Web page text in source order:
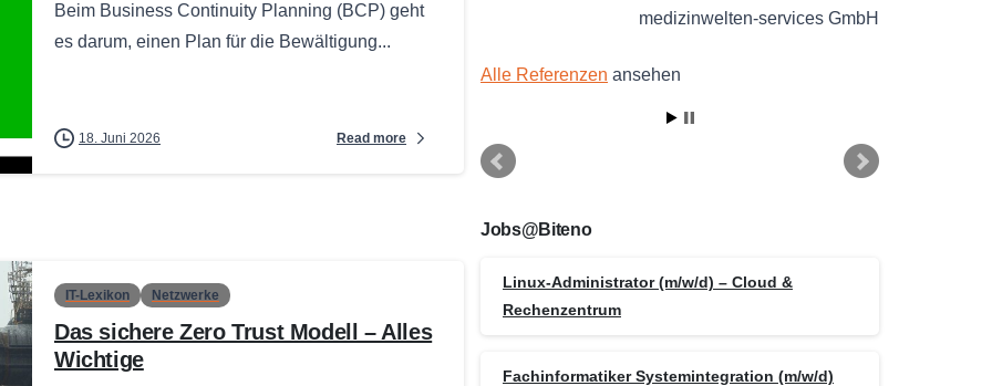
Beim Business Continuity Planning (BCP) geht
es darum, einen Plan für die Bewältigung...
18. Juni 2026 Read more
IT-Lexikon Netzwerke
Das sichere Zero Trust Modell – Alles
Wichtige
medizinwelten-services GmbH
Alle Referenzen ansehen
Jobs@Biteno
Linux-Administrator (m/w/d) – Cloud &
Rechenzentrum
Fachinformatiker Systemintegration (m/w/d)